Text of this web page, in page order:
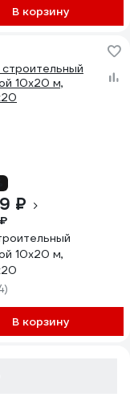
синий/
GAVIAL 1933
В корзину
₽
10х20 м,
В корзину